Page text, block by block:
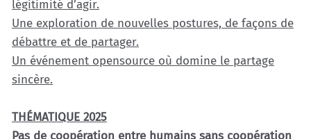
légitimité d’agir.
Une exploration de nouvelles postures, de façons de
débattre et de partager.
Un événement opensource où domine le partage
sincère.
THÉMATIQUE 2025
Pas de coopération entre humains sans coopération